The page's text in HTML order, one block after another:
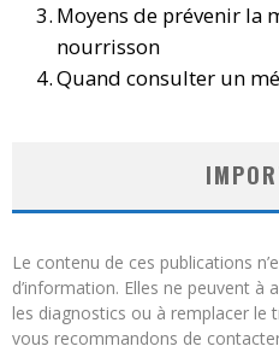
Moyens de prévenir la
nourrisson
Quand consulter un
Le contenu de ces publications
d’information. Elles ne peuvent
les diagnostics ou à remplacer le
vous recommandons de